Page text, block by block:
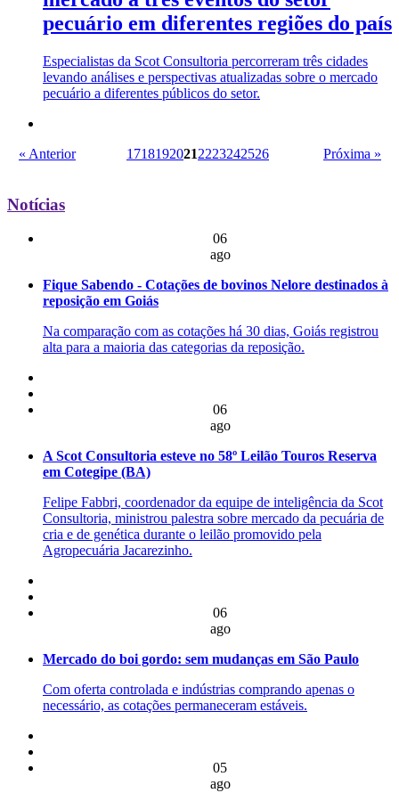
pecuário em diferentes regiões do país
Especialistas da Scot Consultoria percorreram três cidades
levando análises e perspectivas atualizadas sobre o mercado
pecuário a diferentes públicos do setor.
« Anterior 17181920212223242526 Próxima »
Notícias
06
ago
Fique Sabendo - Cotações de bovinos Nelore destinados à
reposição em Goiás
Na comparação com as cotações há 30 dias, Goiás registrou
alta para a maioria das categorias da reposição.
06
ago
A Scot Consultoria esteve no 58º Leilão Touros Reserva
em Cotegipe (BA)
Felipe Fabbri, coordenador da equipe de inteligência da Scot
Consultoria, ministrou palestra sobre mercado da pecuária de
cria e de genética durante o leilão promovido pela
Agropecuária Jacarezinho.
06
ago
Mercado do boi gordo: sem mudanças em São Paulo
Com oferta controlada e indústrias comprando apenas o
necessário, as cotações permaneceram estáveis.
05
ago